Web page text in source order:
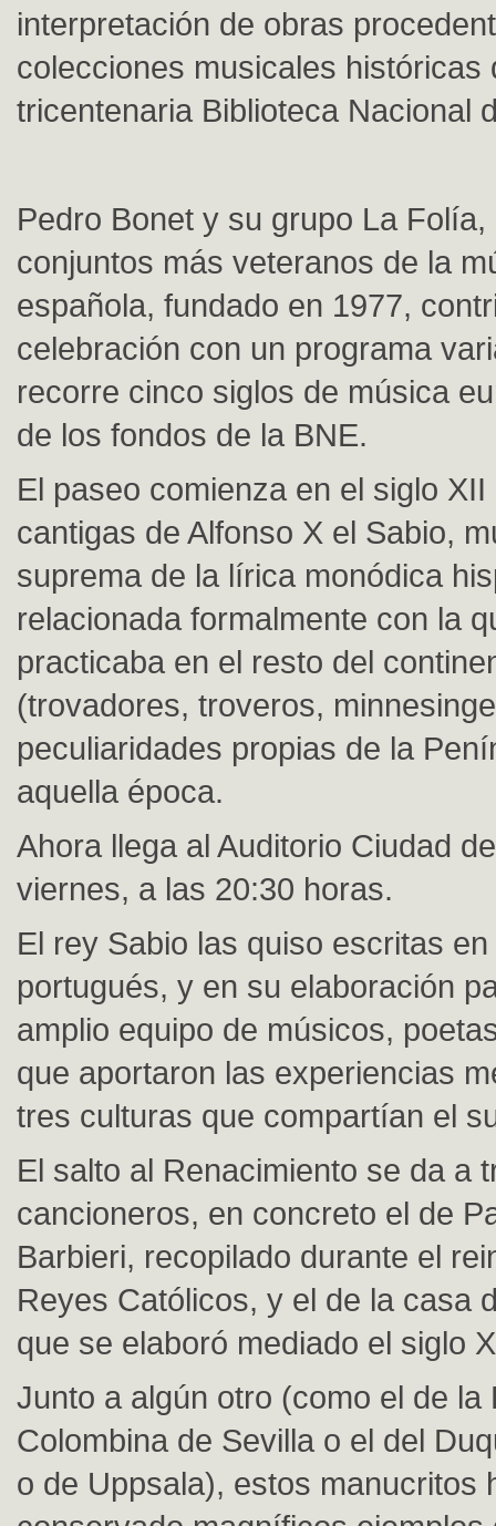
interpretación de obras
colecciones musicales históricas
tricentenaria Biblioteca Nacional
Pedro Bonet y su grupo La Folía,
conjuntos más veteranos de la
española, fundado en 1977,
celebración con un programa
recorre cinco siglos de música
de los fondos de la BNE.
El paseo comienza en el siglo
cantigas de Alfonso X el Sabio,
suprema de la lírica monódica
relacionada formalmente con la
practicaba en el resto del
(trovadores, troveros,
peculiaridades propias de la
aquella época.
Ahora llega al Auditorio Ciudad
viernes, a las 20:30 horas.
El rey Sabio las quiso escritas
portugués, y en su elaboración
amplio equipo de músicos,
que aportaron las experiencias
tres culturas que compartían el
El salto al Renacimiento se da a
cancioneros, en concreto el de
Barbieri, recopilado durante el
Reyes Católicos, y el de la casa
que se elaboró mediado el siglo
Junto a algún otro (como el de la
Colombina de Sevilla o el del
o de Uppsala), estos manucritos